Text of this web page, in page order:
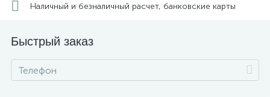
Наличный и безналичный расчет, банковские карты
Быстрый заказ